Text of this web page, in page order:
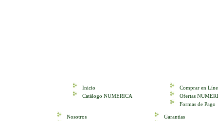
Inicio
Catálogo NUMERICA
Comprar en
Ofertas
Formas de Pago
Nosotros
Garantías